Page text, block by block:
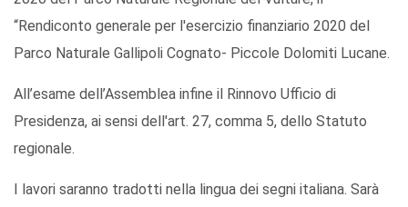
“Rendiconto generale per l'esercizio finanziario 2020 del
Parco Naturale Gallipoli Cognato- Piccole Dolomiti Lucane.
All’esame dell’Assemblea infine il Rinnovo Ufficio di
Presidenza, ai sensi dell'art. 27, comma 5, dello Statuto
regionale.
I lavori saranno tradotti nella lingua dei segni italiana. Sarà